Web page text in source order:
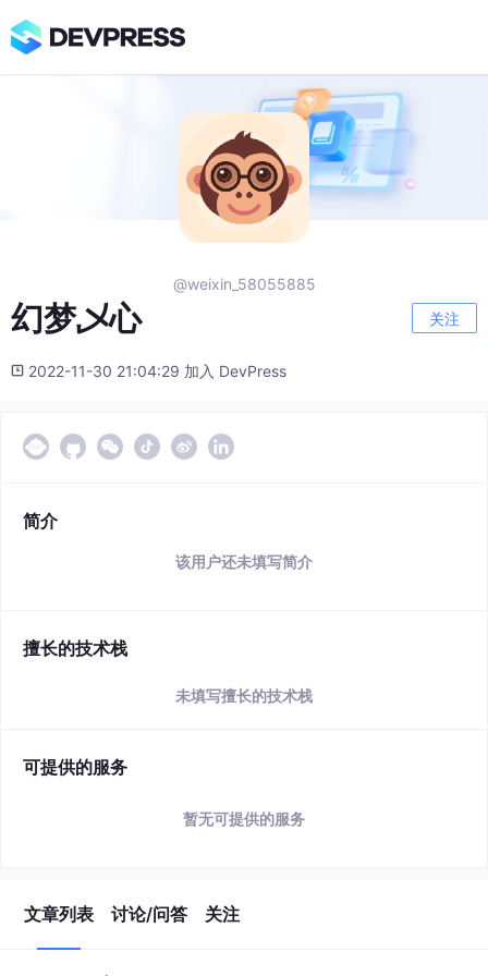
@weixin_58055885
幻梦乄心 关注
2022-11-30 21:04:29 加入 DevPress
简介
该用户还未填写简介
擅长的技术栈
未填写擅长的技术栈
可提供的服务
暂无可提供的服务
文章列表 讨论/问答 关注